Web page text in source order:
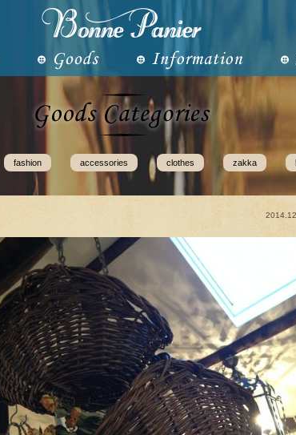
fashion accessories clothes zakka